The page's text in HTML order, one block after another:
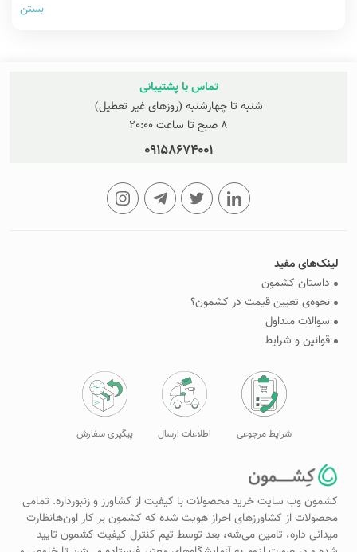
بستن
تماس با پشتیبانی
شنبه تا چهارشنبه (روزهای غیر تعطیل)
8 صبح تا ساعت 20:00
09158674001
کشمون وب سایت خرید محصولات با کیفیت از کشاورز و زنبورداره. تمامی
محصولات از کشاورزهای احراز هویت شده که کشمون بر کار اون‌هانظارت
میدانی داره، تامین می‌شه، بعد توسط تیم کنترل کیفیت کشمون تایید
لینک‌های مفید
داستان کشمون
نحوه‌ی تعیین قیمت در کشمون؟
سوالات متداول
قوانین و شرایط
شرایط مرجوعی اطلاعات ارسال پیگیری سفارش